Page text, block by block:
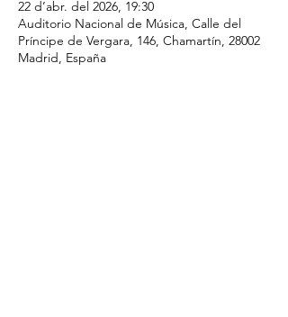
22 d’abr. del 2026, 19:30
Auditorio Nacional de Música, Calle del
Príncipe de Vergara, 146, Chamartín, 28002
Madrid, España